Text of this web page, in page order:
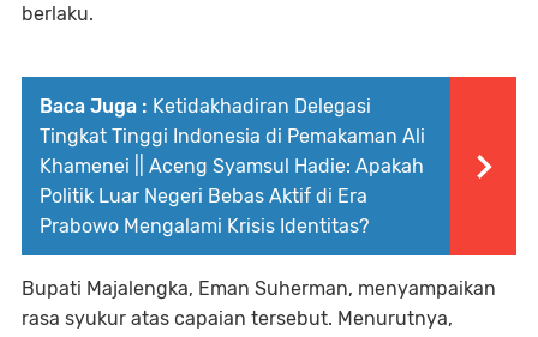
berlaku.
Baca Juga : Ketidakhadiran Delegasi
Tingkat Tinggi Indonesia di Pemakaman Ali
Khamenei || Aceng Syamsul Hadie: Apakah
Politik Luar Negeri Bebas Aktif di Era
Prabowo Mengalami Krisis Identitas?
Bupati Majalengka, Eman Suherman, menyampaikan
rasa syukur atas capaian tersebut. Menurutnya,